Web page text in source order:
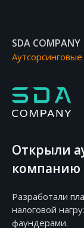
SDA COMPANY
Открыли
компанию
Разработали
налоговой
фаундерами.